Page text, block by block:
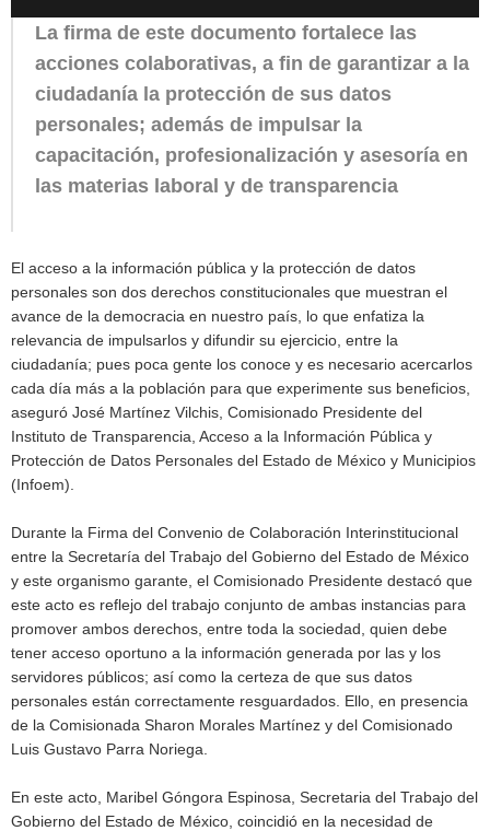
La firma de este documento fortalece las
acciones colaborativas, a fin de garantizar a la
ciudadanía la protección de sus datos
personales; además de impulsar la
capacitación, profesionalización y asesoría en
las materias laboral y de transparencia
El acceso a la información pública y la protección de datos
personales son dos derechos constitucionales que muestran el
avance de la democracia en nuestro país, lo que enfatiza la
relevancia de impulsarlos y difundir su ejercicio, entre la
ciudadanía; pues poca gente los conoce y es necesario acercarlos
cada día más a la población para que experimente sus beneficios,
aseguró José Martínez Vilchis, Comisionado Presidente del
Instituto de Transparencia, Acceso a la Información Pública y
Protección de Datos Personales del Estado de México y Municipios
(Infoem).
Durante la Firma del Convenio de Colaboración Interinstitucional
entre la Secretaría del Trabajo del Gobierno del Estado de México
y este organismo garante, el Comisionado Presidente destacó que
este acto es reflejo del trabajo conjunto de ambas instancias para
promover ambos derechos, entre toda la sociedad, quien debe
tener acceso oportuno a la información generada por las y los
servidores públicos; así como la certeza de que sus datos
personales están correctamente resguardados. Ello, en presencia
de la Comisionada Sharon Morales Martínez y del Comisionado
Luis Gustavo Parra Noriega.
En este acto, Maribel Góngora Espinosa, Secretaria del Trabajo del
Gobierno del Estado de México, coincidió en la necesidad de